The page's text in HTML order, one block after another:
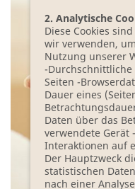
2. Analytische
Diese Cookies
wir verwenden,
Nutzung unserer
-Durchschnittliche
Seiten -
Dauer eines
Daten über das
verwendete Gerät
Interaktionen auf
Der Hauptzweck
statistischen
nach einer